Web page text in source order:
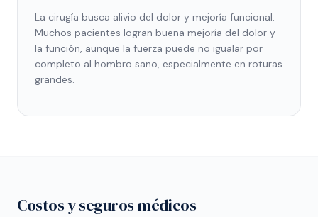
La cirugía busca alivio del dolor y mejoría funcional.
Muchos pacientes logran buena mejoría del dolor y
la función, aunque la fuerza puede no igualar por
completo al hombro sano, especialmente en roturas
grandes.
Costos y seguros médicos